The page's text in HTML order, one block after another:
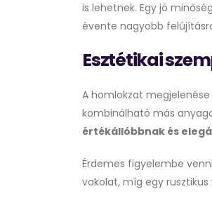
is lehetnek. Egy jó
évente nagyobb
Esztétikai
A homlokzat
kombinálható más
értékállóbbnak és
Érdemes figyelembe
vakolat, míg egy